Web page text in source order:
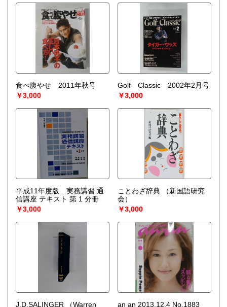
食べ腹やせ 2011年秋号
￥3,000
Golf Classic 2002年2月号
￥3,000
平成11年度版 実務講習 通
信講座 テキスト 第 1 分冊
￥3,000
ことわざ辞典
（新国語研究
会）
￥3,000
J.D.SALINGER
（Warren
an an 2013.12.4 No.1883